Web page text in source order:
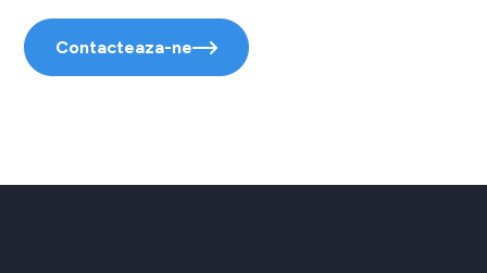
Contacteaza-ne